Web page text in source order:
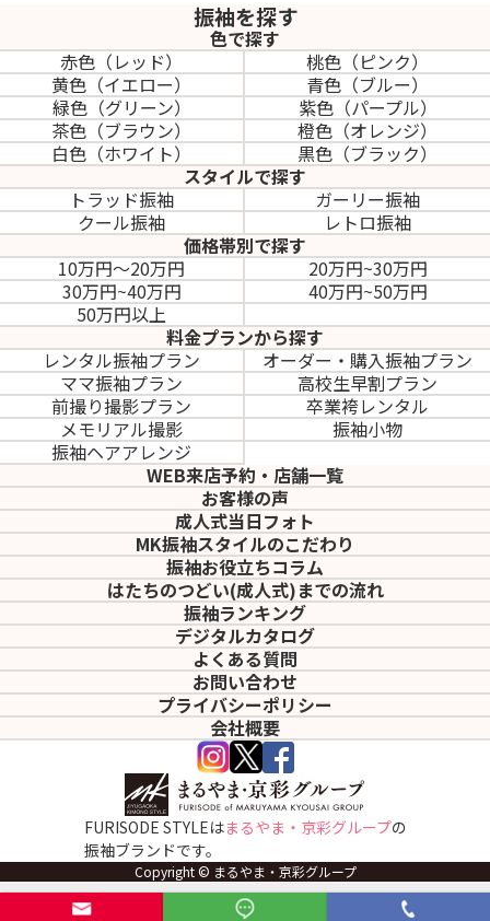
振袖を探す
色で探す
赤色（レッド）
桃色（ピンク）
黄色（イエロー）
青色（ブルー）
緑色（グリーン）
紫色（パープル）
茶色（ブラウン）
橙色（オレンジ）
白色（ホワイト）
黒色（ブラック）
スタイルで探す
トラッド振袖
ガーリー振袖
クール振袖
レトロ振袖
価格帯別で探す
10万円～20万円
20万円~30万円
30万円~40万円
40万円~50万円
50万円以上
料金プランから探す
レンタル振袖プラン
オーダー・購入振袖プラン
ママ振袖プラン
高校生早割プラン
前撮り撮影プラン
卒業袴レンタル
メモリアル撮影
振袖小物
振袖ヘアアレンジ
WEB来店予約・店舗一覧
お客様の声
成人式当日フォト
MK振袖スタイルのこだわり
振袖お役立ちコラム
はたちのつどい(成人式)までの流れ
振袖ランキング
デジタルカタログ
よくある質問
お問い合わせ
プライバシーポリシー
会社概要
FURISODE STYLEはまるやま・京彩グループの
振袖ブランドです。
Copyright © まるやま・京彩グループ